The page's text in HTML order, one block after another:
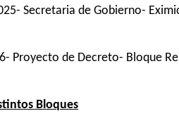
Secretaria de Gobierno-
Proyecto de Decreto- Bloque
Bloques